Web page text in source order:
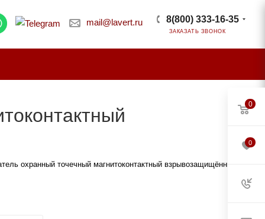
mail@lavert.ru 8(800) 333-16-35
ЗАКАЗАТЬ ЗВОНОК
охранный точечный магнитоконтактный взрывозащищённый
0
0